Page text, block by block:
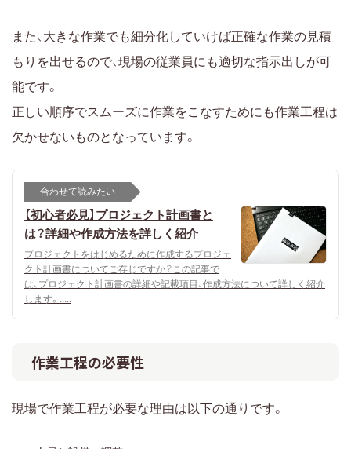
また、大きな作業でも細分化していけば正確な作業の見積
もりを出せるので、現場の従業員にも適切な指示出しが可
能です。
正しい順序でスムーズに作業をこなすためにも作業工程は
欠かせないものとなっています。
合わせて読みたい
【初心者必見】プロジェクト計画書と
は？詳細や作成方法を詳しく紹介
プロジェクトをはじめるために作成するプロジェ
クト計画書についてご存じですか？この記事で
は、プロジェクト計画書の詳細や記載項目、作成方法について詳しく紹介
します。.....
作業工程の必要性
現場で作業工程が必要な理由は以下の通りです。